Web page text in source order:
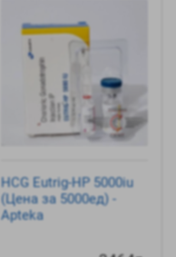
HCG Eutrig-HP 5000iu
(Цена за 5000ед) -
Apteka